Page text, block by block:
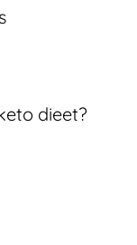
dieet?